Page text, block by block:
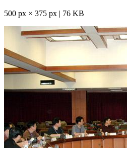
500 px × 375 px | 76 KB